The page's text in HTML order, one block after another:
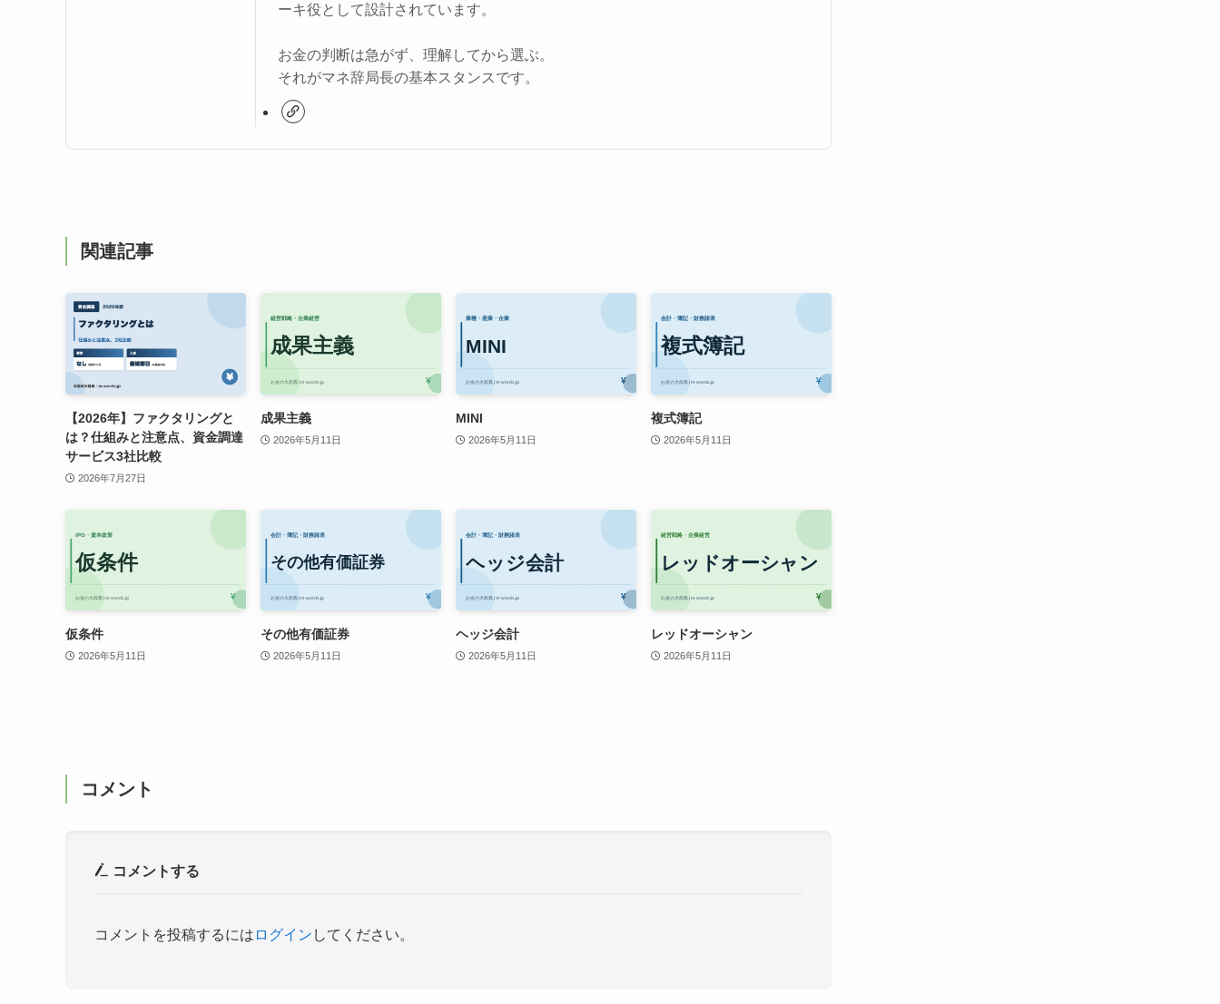
ーキ役として設計されています。
お金の判断は急がず、理解してから選ぶ。
それがマネ辞局長の基本スタンスです。
関連記事
【2026年】ファクタリングと
は？仕組みと注意点、資金調達
サービス3社比較
2026年7月27日
成果主義
2026年5月11日
MINI
2026年5月11日
複式簿記
2026年5月11日
仮条件
2026年5月11日
その他有価証券
2026年5月11日
ヘッジ会計
2026年5月11日
レッドオーシャン
2026年5月11日
コメント
コメントする
コメントを投稿するには ログイン してください。